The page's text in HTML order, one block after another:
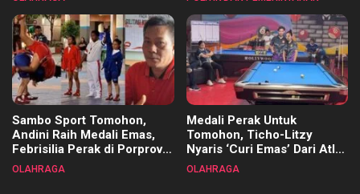
Sambo Sport Tomohon,
Andini Raih Medali Emas,
Febrisilia Perak di Porprov
Sulut 2025
OLAHRAGA
Medali Perak Untuk
Tomohon, Ticho-Litzy
Nyaris ‘Curi Emas’ Dari Atlet
Biliar PON di Porprov Sulut
OLAHRAGA